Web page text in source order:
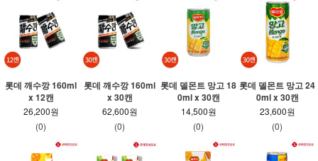
롯데 깨수깡 160ml
x 12캔
26,200원
(0)
롯데 깨수깡 160ml
x 30캔
62,600원
(0)
롯데 델몬트 망고 18
0ml x 30캔
14,500원
(0)
롯데 델몬트 망고 24
0ml x 30캔
23,600원
(0)